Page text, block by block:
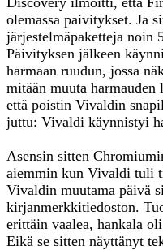
olemassa paivitykset. Ja
järjestelmäpaketteja noin
Päivityksen jälkeen
harmaan ruudun, jossa
mitään muuta
että poistin Vivaldin
juttu: Vivaldi käynnistyi
Asensin sitten
aiemmin kun Vivaldi tuli
Vivaldin muutama päivä
kirjanmerkkitiedoston.
erittäin vaalea, hankala
Eikä se sitten näyttänyt